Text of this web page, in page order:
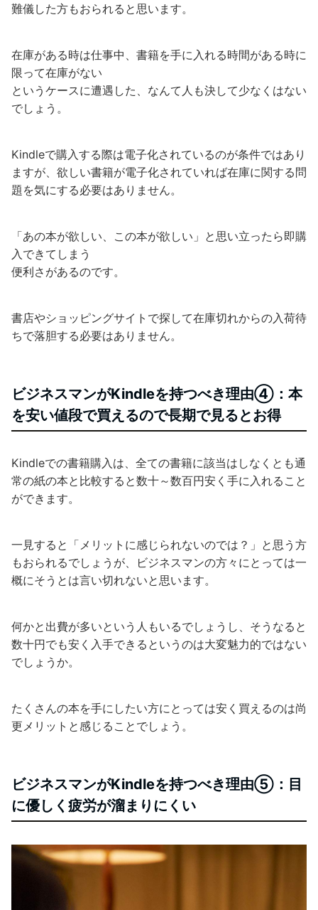
難儀した方もおられると思います。
在庫がある時は仕事中、書籍を手に入れる時間がある時に
限って在庫がない
というケースに遭遇した、なんて人も決して少なくはない
でしょう。
Kindleで購入する際は電子化されているのが条件ではあり
ますが、欲しい書籍が電子化されていれば在庫に関する問
題を気にする必要はありません。
「あの本が欲しい、この本が欲しい」と思い立ったら即購
入できてしまう
便利さがあるのです。
書店やショッピングサイトで探して在庫切れからの入荷待
ちで落胆する必要はありません。
ビジネスマンがKindleを持つべき理由④：本
を安い値段で買えるので長期で見るとお得
Kindleでの書籍購入は、全ての書籍に該当はしなくとも通
常の紙の本と比較すると数十～数百円安く手に入れること
ができます。
一見すると「メリットに感じられないのでは？」と思う方
もおられるでしょうが、ビジネスマンの方々にとっては一
概にそうとは言い切れないと思います。
何かと出費が多いという人もいるでしょうし、そうなると
数十円でも安く入手できるというのは大変魅力的ではない
でしょうか。
たくさんの本を手にしたい方にとっては安く買えるのは尚
更メリットと感じることでしょう。
ビジネスマンがKindleを持つべき理由⑤：目
に優しく疲労が溜まりにくい